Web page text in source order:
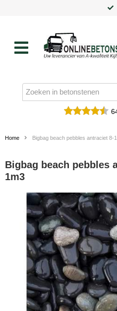
Binnen 5
Home Bigbag beach pebbles antraciet 8-
Bigbag beach pebbles
1m3